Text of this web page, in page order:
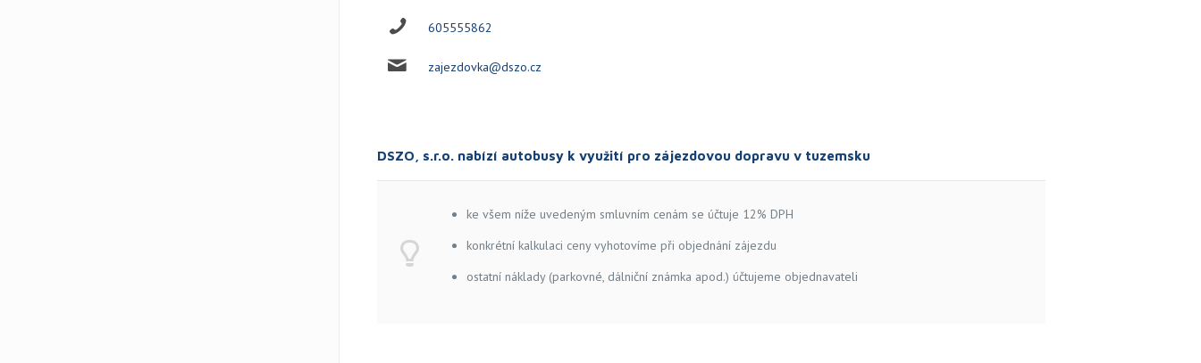
605555862
zajezdovka@dszo.cz
DSZO, s.r.o. nabízí autobusy k využití pro zájezdovou dopravu v tuzemsku
ke všem níže uvedeným smluvním cenám se účtuje 12% DPH
konkrétní kalkulaci ceny vyhotovíme při objednání zájezdu
ostatní náklady (parkovné, dálniční známka apod.) účtujeme objednavateli